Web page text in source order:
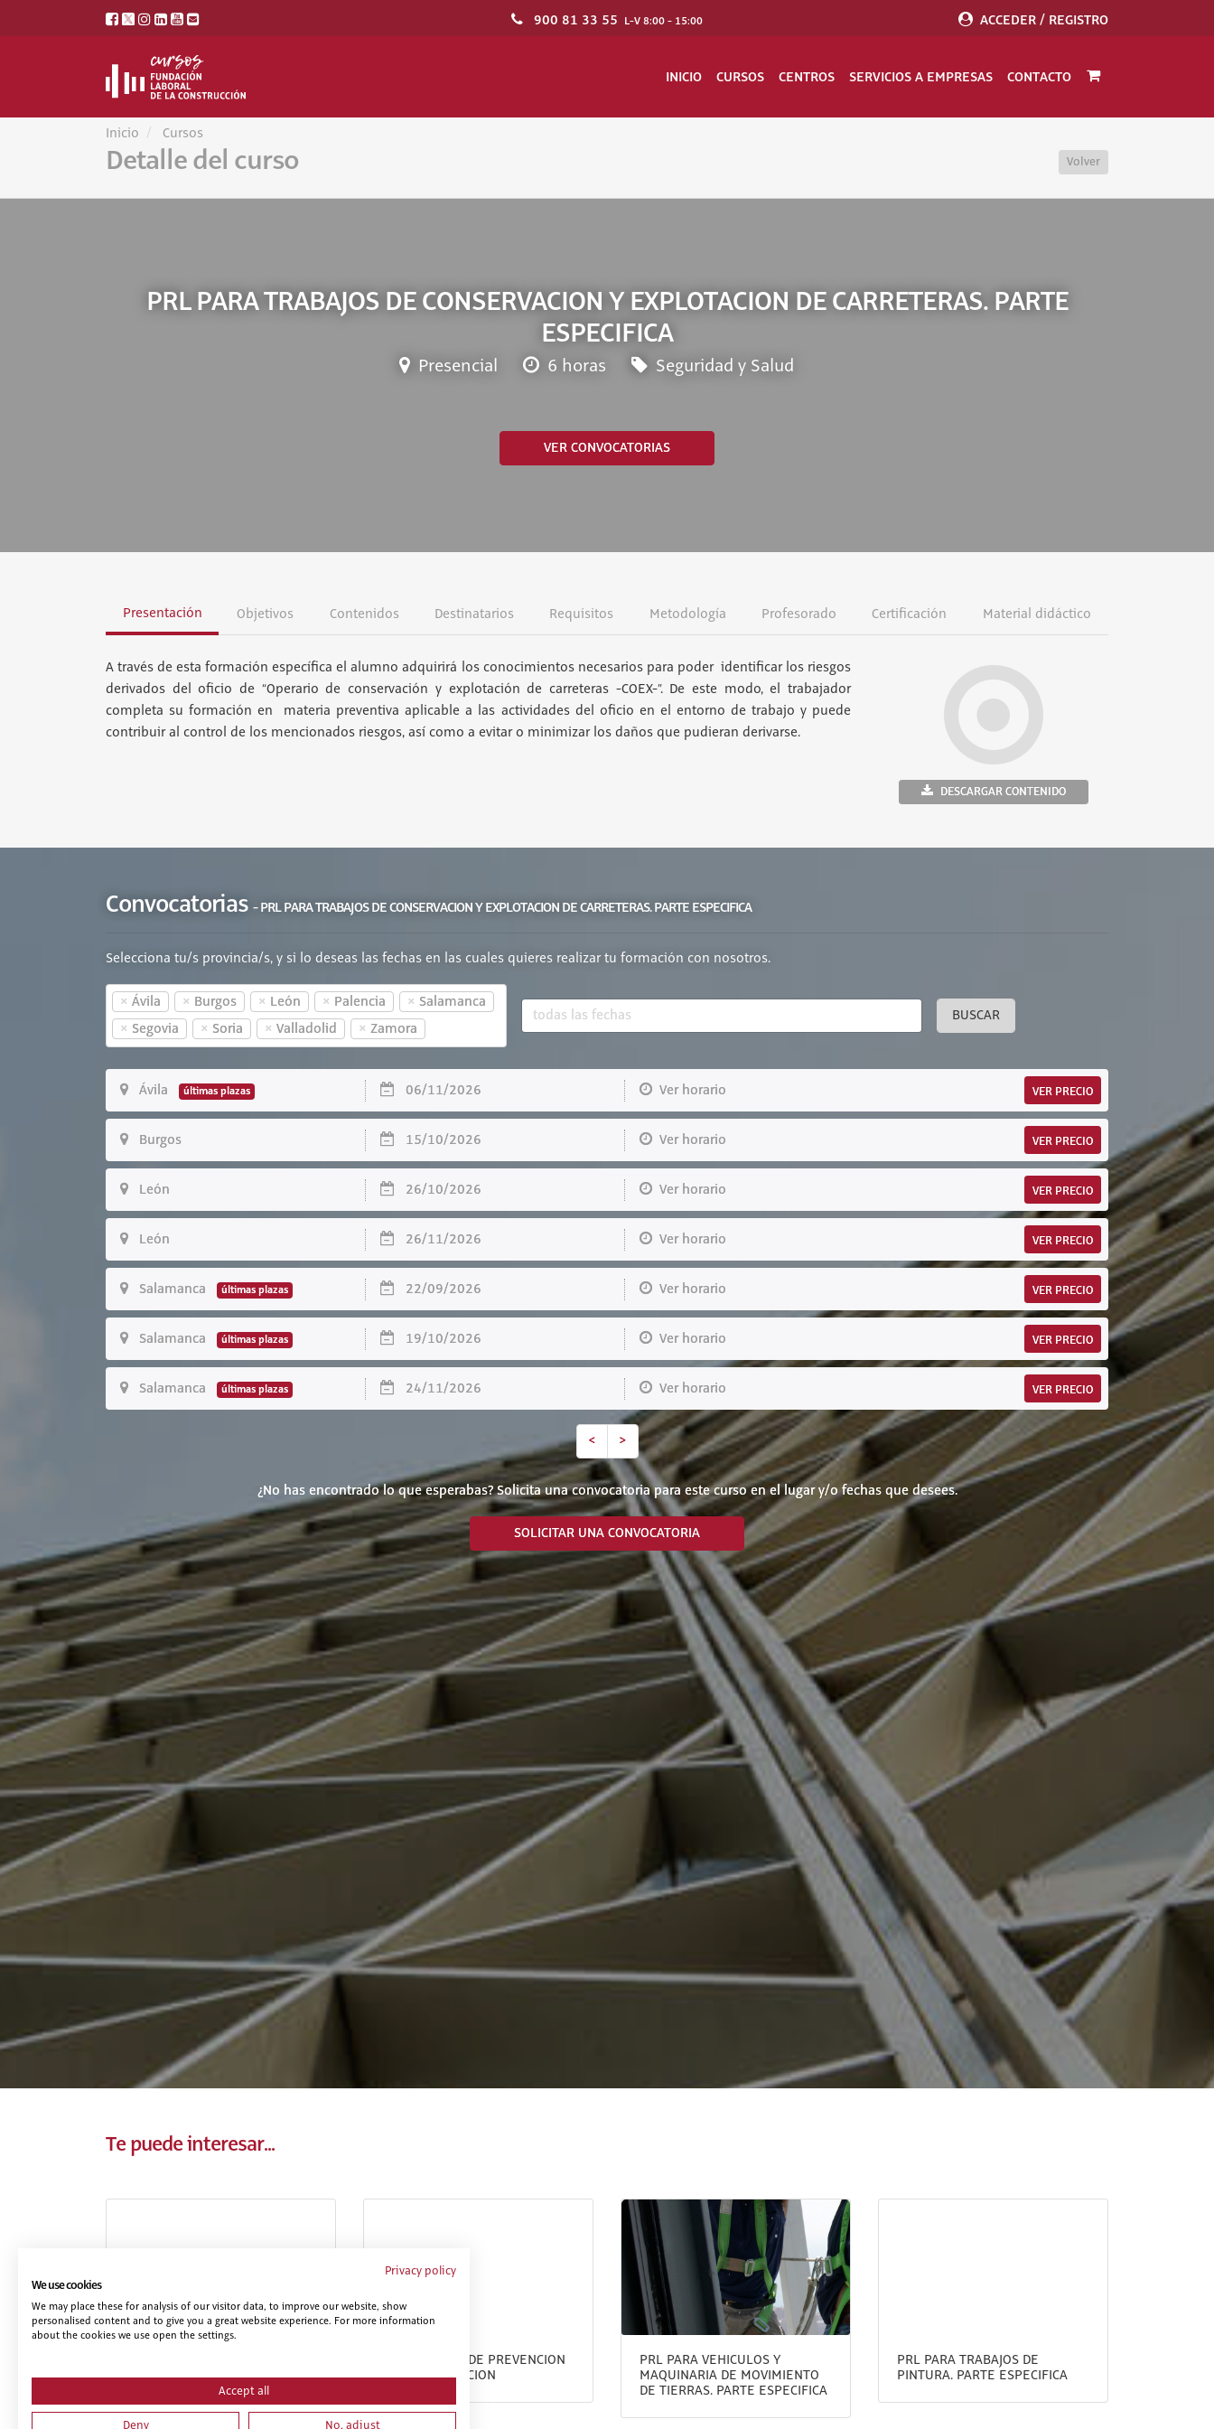
900 81 33 55 L-V 8:00 - 15:00 ACCEDER / REGISTRO
INICIO CURSOS CENTROS SERVICIOS A EMPRESAS CONTACTO
Inicio Cursos
Detalle del curso Volver
PRL PARA TRABAJOS DE CONSERVACION Y EXPLOTACION DE CARRETERAS. PARTE
ESPECIFICA
Presencial 6 horas Seguridad y Salud
VER CONVOCATORIAS
Presentación Objetivos Contenidos Destinatarios Requisitos Metodología Profesorado Certificación Material didáctico
A través de esta formación específica el alumno adquirirá los conocimientos necesarios para poder identificar los riesgos
derivados del oficio de “Operario de conservación y explotación de carreteras -COEX-”. De este modo, el trabajador
completa su formación en materia preventiva aplicable a las actividades del oficio en el entorno de trabajo y puede
contribuir al control de los mencionados riesgos, así como a evitar o minimizar los daños que pudieran derivarse.
DESCARGAR CONTENIDO
Convocatorias - PRL PARA TRABAJOS DE CONSERVACION Y EXPLOTACION DE CARRETERAS. PARTE ESPECIFICA
Selecciona tu/s provincia/s, y si lo deseas las fechas en las cuales quieres realizar tu formación con nosotros.
× Ávila × Burgos × León × Palencia × Salamanca
× Segovia × Soria × Valladolid × Zamora
BUSCAR
Ávila últimas plazas 06/11/2026 Ver horario VER PRECIO
Burgos 15/10/2026 Ver horario VER PRECIO
León 26/10/2026 Ver horario VER PRECIO
León 26/11/2026 Ver horario VER PRECIO
Salamanca últimas plazas 22/09/2026 Ver horario VER PRECIO
Salamanca últimas plazas 19/10/2026 Ver horario VER PRECIO
Salamanca últimas plazas 24/11/2026 Ver horario VER PRECIO
< >
¿No has encontrado lo que esperabas? Solicita una convocatoria para este curso en el lugar y/o fechas que desees.
SOLICITAR UNA CONVOCATORIA
Te puede interesar...
ELECTRICIDAD, MONTAJE Y
MANTENIMIENTO DE
INSTALACIONES DE ALTA Y BAJA
TENSIÓN
NIVEL BASICO DE PREVENCION
EN CONSTRUCCION
PRL PARA VEHICULOS Y
MAQUINARIA DE MOVIMIENTO
DE TIERRAS. PARTE ESPECIFICA
PRL PARA TRABAJOS DE
PINTURA. PARTE ESPECIFICA
Privacy policy
We use cookies
We may place these for analysis of our visitor data, to improve our website, show
personalised content and to give you a great website experience. For more information
about the cookies we use open the settings.
Accept all
Deny No, adjust